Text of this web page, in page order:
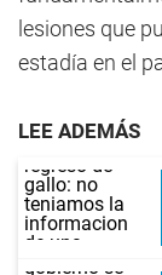
lesiones que
estadía en el
LEE ADEMÁS